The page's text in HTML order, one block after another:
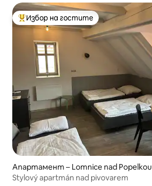
Най-популярен избор на гостите
Избор на гостите
Апартамент – Lomnice nad Popelkou
Stylový apartmán nad pivovarem